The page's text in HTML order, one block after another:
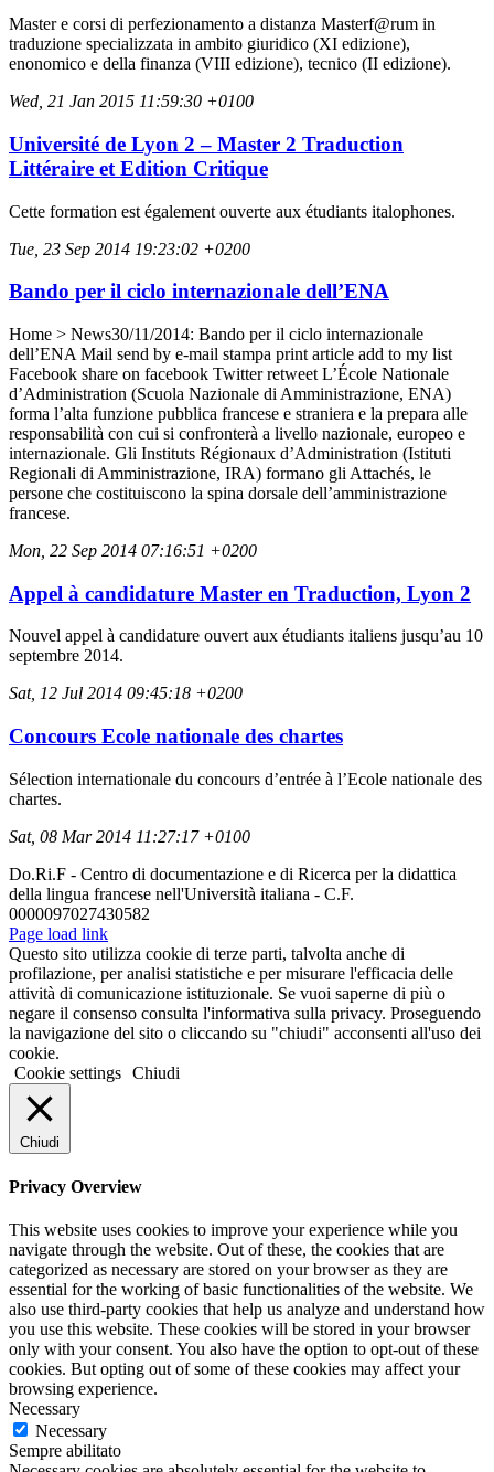
Master e corsi di perfezionamento a distanza Masterf@rum in
traduzione specializzata in ambito giuridico (XI edizione),
enonomico e della finanza (VIII edizione), tecnico (II edizione).
Wed, 21 Jan 2015 11:59:30 +0100
Université de Lyon 2 – Master 2 Traduction
Littéraire et Edition Critique
Cette formation est également ouverte aux étudiants italophones.
Tue, 23 Sep 2014 19:23:02 +0200
Bando per il ciclo internazionale dell’ENA
Home > News30/11/2014: Bando per il ciclo internazionale
dell’ENA Mail send by e-mail stampa print article add to my list
Facebook share on facebook Twitter retweet L’École Nationale
d’Administration (Scuola Nazionale di Amministrazione, ENA)
forma l’alta funzione pubblica francese e straniera e la prepara alle
responsabilità con cui si confronterà a livello nazionale, europeo e
internazionale. Gli Instituts Régionaux d’Administration (Istituti
Regionali di Amministrazione, IRA) formano gli Attachés, le
persone che costituiscono la spina dorsale dell’amministrazione
francese.
Mon, 22 Sep 2014 07:16:51 +0200
Appel à candidature Master en Traduction, Lyon 2
Nouvel appel à candidature ouvert aux étudiants italiens jusqu’au 10
septembre 2014.
Sat, 12 Jul 2014 09:45:18 +0200
Concours Ecole nationale des chartes
Sélection internationale du concours d’entrée à l’Ecole nationale des
chartes.
Sat, 08 Mar 2014 11:27:17 +0100
Do.Ri.F - Centro di documentazione e di Ricerca per la didattica
della lingua francese nell'Università italiana - C.F.
0000097027430582
Page load link
Questo sito utilizza cookie di terze parti, talvolta anche di
profilazione, per analisi statistiche e per misurare l'efficacia delle
attività di comunicazione istituzionale. Se vuoi saperne di più o
negare il consenso consulta l'informativa sulla privacy. Proseguendo
la navigazione del sito o cliccando su "chiudi" acconsenti all'uso dei
cookie.
Cookie settings Chiudi
Chiudi
Privacy Overview
This website uses cookies to improve your experience while you
navigate through the website. Out of these, the cookies that are
categorized as necessary are stored on your browser as they are
essential for the working of basic functionalities of the website. We
also use third-party cookies that help us analyze and understand how
you use this website. These cookies will be stored in your browser
only with your consent. You also have the option to opt-out of these
cookies. But opting out of some of these cookies may affect your
browsing experience.
Necessary
Necessary
Sempre abilitato